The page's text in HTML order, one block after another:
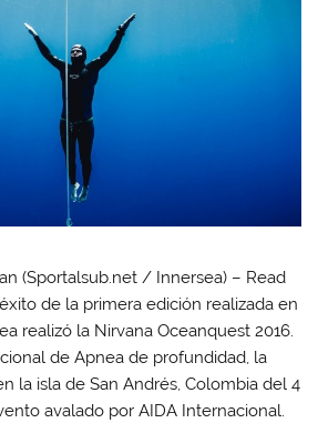
(Sportalsub.net / Innersea) – Read
de la primera edición realizada en
realizó la Nirvana Oceanquest 2016.
de Apnea de profundidad, la
la isla de San Andrés, Colombia del 4
avalado por AIDA Internacional.